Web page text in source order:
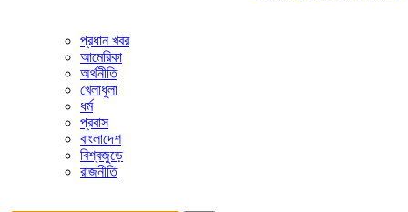
প্রধান খবর
আমেরিকা
অর্থনীতি
খেলাধুলা
ধর্ম
প্রবাস
বাংলাদেশ
বিশ্বজুড়ে
রাজনীতি